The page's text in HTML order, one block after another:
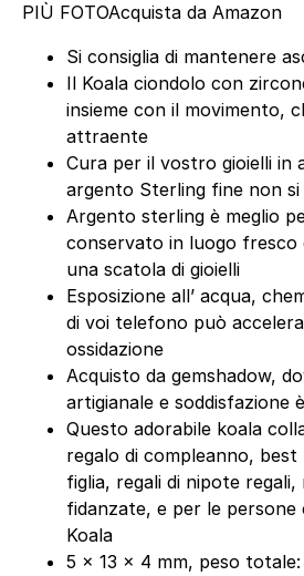
PIÙ FOTOAcquista da Amazon
Si consiglia di mantenere
Il Koala ciondolo con
insieme con il movimento,
attraente
Cura per il vostro gioielli in
argento Sterling fine non si
Argento sterling è meglio
conservato in luogo fresco
una scatola di gioielli
Esposizione all’ acqua,
di voi telefono può
ossidazione
Acquisto da gemshadow,
artigianale e soddisfazione
Questo adorabile koala
regalo di compleanno,
figlia, regali di nipote
fidanzate, e per le
Koala
5 x 13 x 4 mm, peso totale: